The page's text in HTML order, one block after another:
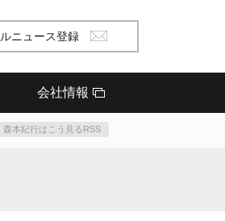
ルニュース登録
会社情報
森本紀行はこう見るRSS